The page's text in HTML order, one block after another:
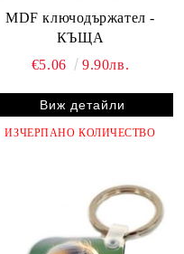
MDF ключодържател -
КЪЩА
€5.06
9.90лв.
Виж детайли
ИЗЧЕРПАНО КОЛИЧЕСТВО